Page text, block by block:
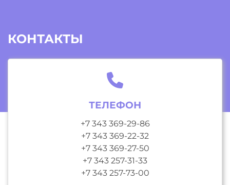
КОНТАКТЫ
ТЕЛЕФОН
+7 343 369-29-86
+7 343 369-22-32
+7 343 369-27-50
+7 343 257-31-33
+7 343 257-73-00